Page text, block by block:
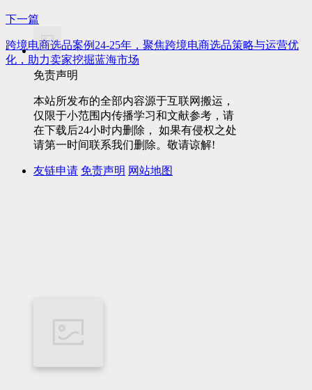
下一篇
跨境电商选品案例24-25年，聚焦跨境电商选品策略与运营优
化，助力卖家挖掘蓝海市场
免责声明
本站所发布的全部内容源于互联网搬运，
仅限于小范围内传播学习和文献参考，请
在下载后24小时内删除， 如果有侵权之处
请第一时间联系我们删除。敬请谅解!
友链申请 免责声明 网站地图